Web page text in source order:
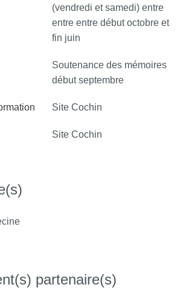
(vendredi et samedi) entre
entre entre début octobre et
fin juin
Soutenance des mémoires
début septembre
Site Cochin
Site Cochin
partenaire(s)